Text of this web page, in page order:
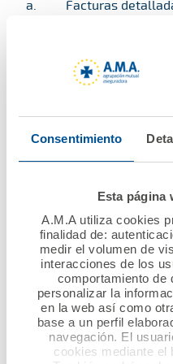
Consentimiento
Esta página
A.M.A utiliza cookies
finalidad de:
medir el volumen de
interacciones de los
comportamiento de
personalizar la
en la web así como
base a un perfil
navegación. El
cookies mediante el
Facturas
Datos de la
Datos del
Información
fecha de
Informe
tratamiento o
NIF/CIF de la
Certificado de